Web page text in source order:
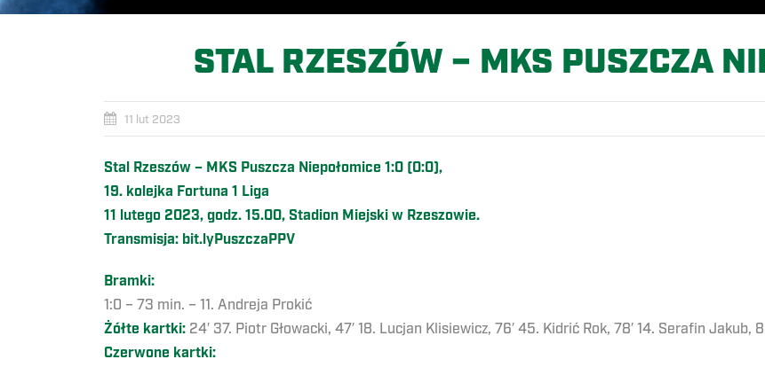
STAL RZESZÓW – MKS PUSZCZA
11 lut 2023
Stal Rzeszów – MKS Puszcza Niepołomice 1:0 (0:0),
19. kolejka Fortuna 1 Liga
11 lutego 2023, godz. 15.00, Stadion Miejski w Rzeszowie.
Transmisja: bit.lyPuszczaPPV
Bramki:
1:0 – 73 min. – 11. Andreja Prokić
Żółte kartki: 24′ 37. Piotr Głowacki, 47′ 18. Lucjan Klisiewicz, 76′ 45. Kidrić Rok, 78′ 14. Serafin Jakub,
Czerwone kartki: